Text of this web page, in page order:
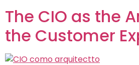
The CIO as the
the Customer